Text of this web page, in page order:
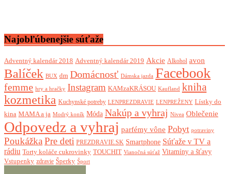
Najobľúbenejšie súťaže
Adventný kalendár 2018 Adventný kalendár 2019 Akcie Alkohol avon
Balíček BUX dm Domácnosť Dámska jazda Facebook
femme hry a hračky Instagram KAMzaKRÁSOU Kaufland kniha
kozmetika Kuchynské potreby LENPREZDRAVIE LENPREŽENY Lístky do
kina MAMA a ja Modrý koník Móda Nakúp a vyhraj Nivea Oblečenie
Odpovedz a vyhraj parfémy vône Pobyt potraviny
Poukážka Pre deti PREZDRAVIE.SK Smartphone Súťaže v TV a
rádiu Torty koláče cukrovinky TOUCHIT Vianočná súťaž Vitamíny a šťavy
Vstupenky zdravie Šperky Šport